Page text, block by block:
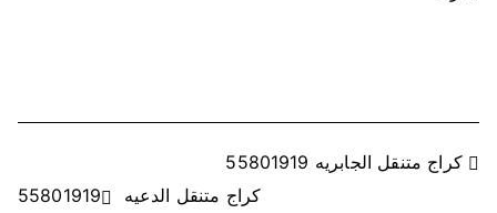
ت كراج متنقل الجابريه 55801919
كراج متنقل الدعيه 55801919